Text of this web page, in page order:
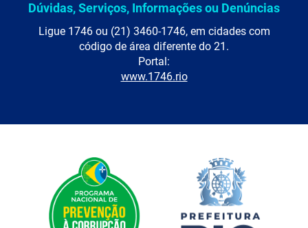
Dúvidas, Serviços, Informações ou Denúncias
Ligue 1746 ou (21) 3460-1746, em cidades com
código de área diferente do 21.
Portal:
www.1746.rio